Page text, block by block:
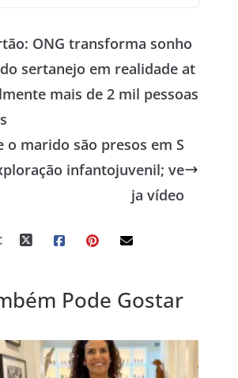
ONG transforma sonho
sertanejo em realidade at
mais de 2 mil pessoas
o marido são presos em S
infantojuvenil; ve
ja vídeo
Pode Gostar